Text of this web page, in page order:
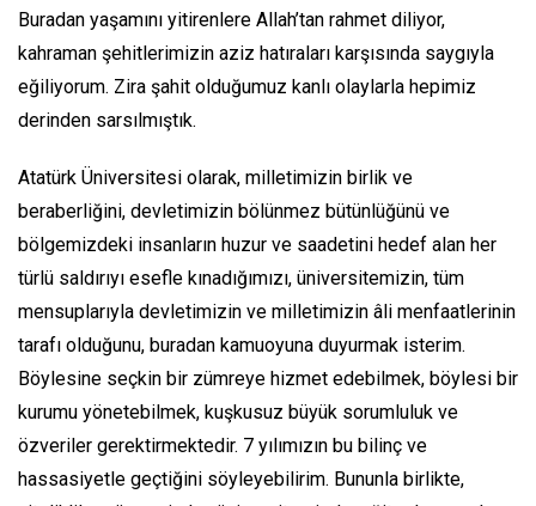
Buradan yaşamını yitirenlere Allah’tan rahmet diliyor,
kahraman şehitlerimizin aziz hatıraları karşısında saygıyla
eğiliyorum. Zira şahit olduğumuz kanlı olaylarla hepimiz
derinden sarsılmıştık.
Atatürk Üniversitesi olarak, milletimizin birlik ve
beraberliğini, devletimizin bölünmez bütünlüğünü ve
bölgemizdeki insanların huzur ve saadetini hedef alan her
türlü saldırıyı esefle kınadığımızı, üniversitemizin, tüm
mensuplarıyla devletimizin ve milletimizin âli menfaatlerinin
tarafı olduğunu, buradan kamuoyuna duyurmak isterim.
Böylesine seçkin bir zümreye hizmet edebilmek, böylesi bir
kurumu yönetebilmek, kuşkusuz büyük sorumluluk ve
özveriler gerektirmektedir. 7 yılımızın bu bilinç ve
hassasiyetle geçtiğini söyleyebilirim. Bununla birlikte,